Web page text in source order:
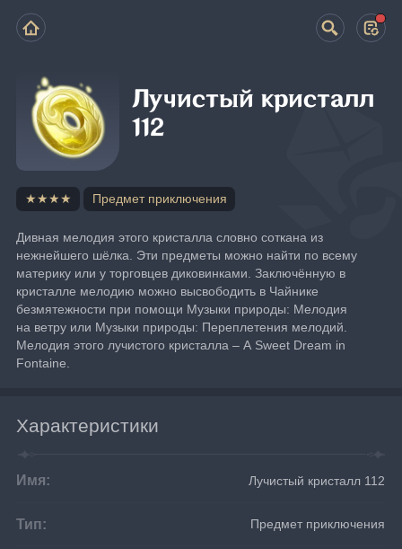
Лучистый кристалл
112
★★★★ Предмет приключения
Дивная мелодия этого кристалла словно соткана из
нежнейшего шёлка. Эти предметы можно найти по всему
материку или у торговцев диковинками. Заключённую в
кристалле мелодию можно высвободить в Чайнике
безмятежности при помощи Музыки природы: Мелодия
на ветру или Музыки природы: Переплетения мелодий.
Мелодия этого лучистого кристалла – A Sweet Dream in
Fontaine.
Характеристики
Имя: Лучистый кристалл 112
Тип: Предмет приключения